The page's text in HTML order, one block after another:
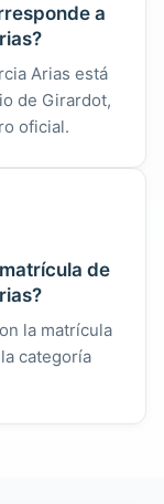
a
Arias está
de Girardot,
oficial.
de
la matrícula
categoría